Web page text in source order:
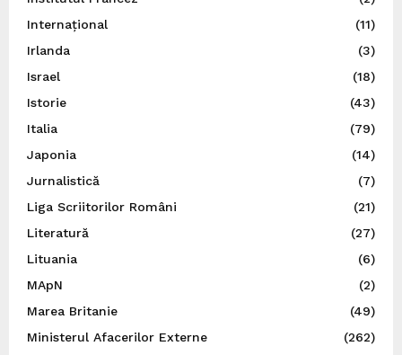
Internațional
(11)
Irlanda
(3)
Israel
(18)
Istorie
(43)
Italia
(79)
Japonia
(14)
Jurnalistică
(7)
Liga Scriitorilor Români
(21)
Literatură
(27)
Lituania
(6)
MApN
(2)
Marea Britanie
(49)
Ministerul Afacerilor Externe
(262)